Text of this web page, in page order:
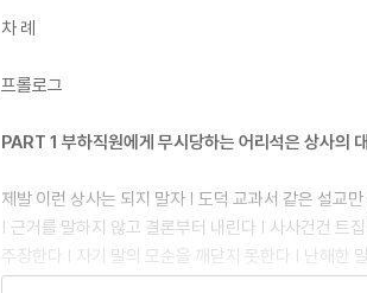
차 례
프롤로그
PART 1 부하직원에게 무시당하는 어리석은 상사의
제발 이런 상사는 되지 말자 | 도덕 교과서 같은 설교
| 근거를 말하지 않고 결론부터 내린다 | 사사건건 트
주장한다 | 자기 말의 모순을 깨닫지 못한다 | 난해한